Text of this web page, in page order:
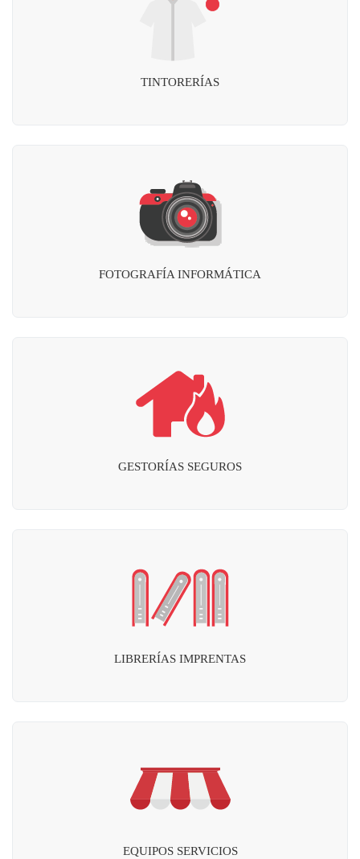
TINTORERÍAS
FOTOGRAFÍA INFORMÁTICA
GESTORÍAS SEGUROS
LIBRERÍAS IMPRENTAS
EQUIPOS SERVICIOS